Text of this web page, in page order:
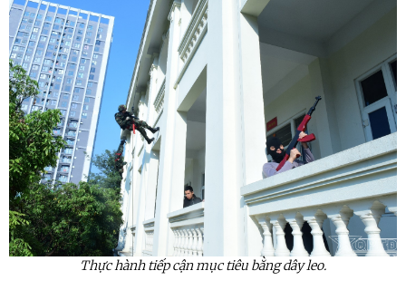
Thực hành tiếp cận mục tiêu bằng dây leo.